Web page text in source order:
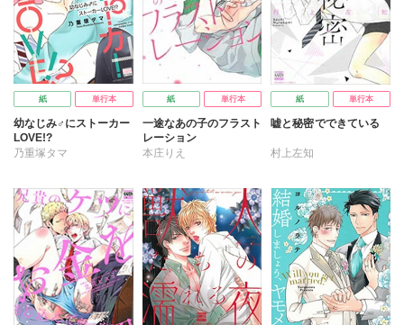
紙 単行本
幼なじみ♂にストーカー
LOVE!?
乃重塚タマ
紙 単行本
一途なあの子のフラスト
レーション
本庄りえ
紙 単行本
嘘と秘密でできている
村上左知